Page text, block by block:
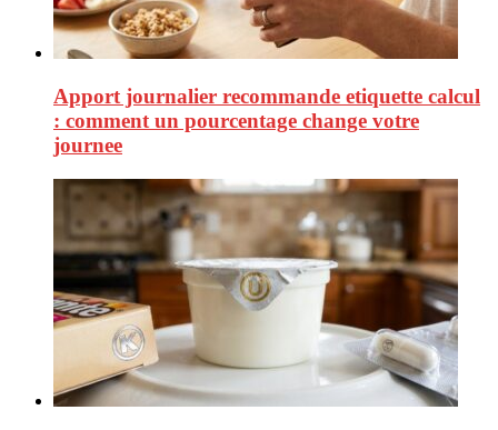
Apport journalier recommande etiquette calcul
: comment un pourcentage change votre
journee